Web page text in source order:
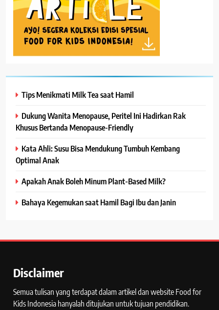
Tips Menikmati Milk Tea saat Hamil
Dukung Wanita Menopause, Peritel Ini Hadirkan Rak
Khusus Bertanda Menopause-Friendly
Kata Ahli: Susu Bisa Mendukung Tumbuh Kembang
Optimal Anak
Apakah Anak Boleh Minum Plant-Based Milk?
Bahaya Kegemukan saat Hamil Bagi Ibu dan Janin
Disclaimer
Semua tulisan yang terdapat dalam artikel dan website Food for
Kids Indonesia hanyalah ditujukan untuk tujuan pendidikan.